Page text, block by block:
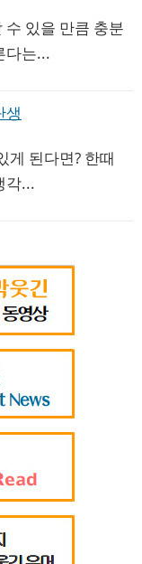
있을 만큼 충분
다는...
생
게 된다면? 한때
각...